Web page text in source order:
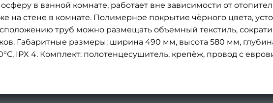
в ванной комнате, работает вне зависимости от
на стене в комнате. Полимерное покрытие чёрного цвета,
труб можно размещать объемный текстиль,
Габаритные размеры: ширина 490 мм, высота 580 мм,
IPX 4. Комплект: полотенцесушитель, крепёж, провод с